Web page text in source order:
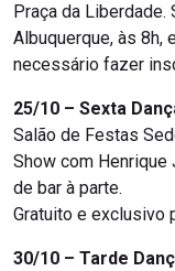
Praça da Liberdade.
Albuquerque, às 8h,
necessário fazer
25/10 – Sexta
Salão de Festas
Show com Henrique
de bar à parte.
Gratuito e exclusivo
30/10 – Tarde